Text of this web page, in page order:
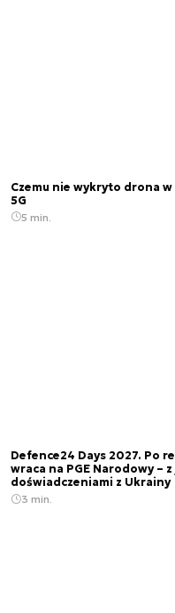
Czemu nie wykryto drona
5G
5 min.
Defence24 Days 2027. Po
wraca na PGE Narodowy –
doświadczeniami z Ukrainy
3 min.